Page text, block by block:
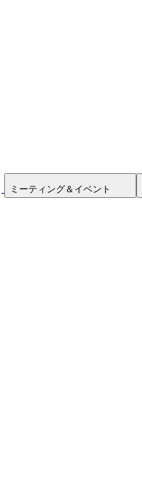
ミーティング＆イベント